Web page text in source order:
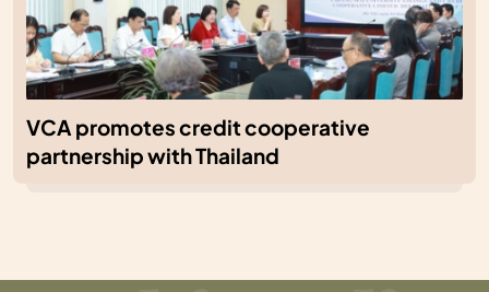
VCA promotes credit cooperative
partnership with Thailand